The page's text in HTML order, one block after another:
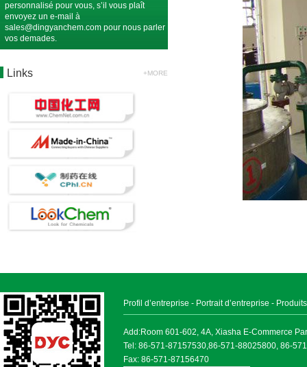
personnalisé pour vous, s’il vous plaît
envoyez un e-mail à
sales@dingyanchem.com pour nous parler
vos demades.
Links +MORE
Profil d’entreprise - Portrait d’entreprise - Produits
Add:Room 601-602, 4A, Xiasha E-Commerce
Tel: 86-571-87157530,86-571-88025800, 86-
Fax: 86-571-87156470